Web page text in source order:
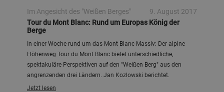
Im Angesicht des "Weißen Berges"
9. August 2017
Tour du Mont Blanc: Rund um Europas König der
Berge
In einer Woche rund um das Mont-Blanc-Massiv: Der alpine
Höhenweg Tour du Mont Blanc bietet unterschiedliche,
spektakuläre Perspektiven auf den "Weißen Berg" aus den
angrenzenden drei Ländern. Jan Kozlowski berichtet.
Jetzt lesen